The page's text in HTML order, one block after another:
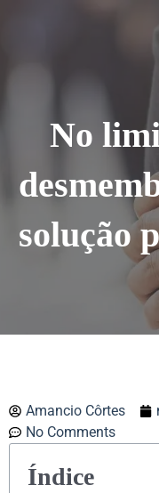
No
solução
Amancio Côrtes
No Comments
Índice